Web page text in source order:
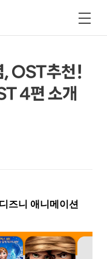
색
메
뉴
, OST추천!
4편 소개
즈니 애니메이션